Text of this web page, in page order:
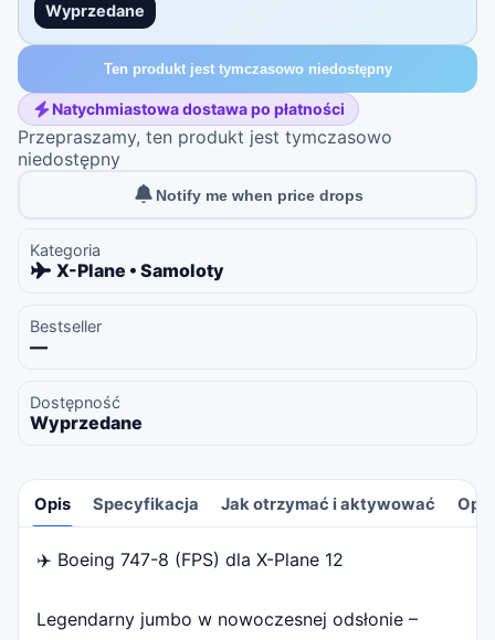
Wyprzedane
Ten produkt jest tymczasowo niedostępny
Natychmiastowa dostawa po płatności
Przepraszamy, ten produkt jest tymczasowo
niedostępny
Notify me when price drops
Kategoria
X-Plane • Samoloty
Bestseller
—
Dostępność
Wyprzedane
Opis Specyfikacja Jak otrzymać i aktywować
Opis
✈️ Boeing 747-8 (FPS) dla X-Plane 12
Legendarny jumbo w nowoczesnej odsłonie –